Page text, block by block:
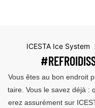
ICESTA Ice System
Vous êtes au bon endroit
taire. Vous le savez déjà :
erez assurément sur